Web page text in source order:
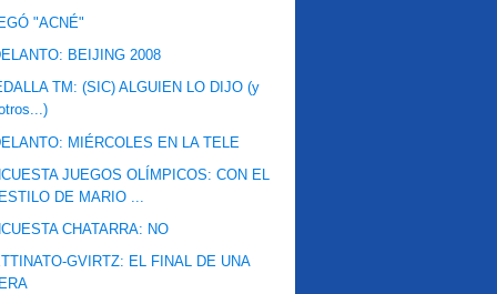
"ACNÉ"
BEIJING 2008
TM: (SIC) ALGUIEN LO DIJO (y
MIÉRCOLES EN LA TELE
JUEGOS OLÍMPICOS: CON EL
DE MARIO ...
CHATARRA: NO
GVIRTZ: EL FINAL DE UNA